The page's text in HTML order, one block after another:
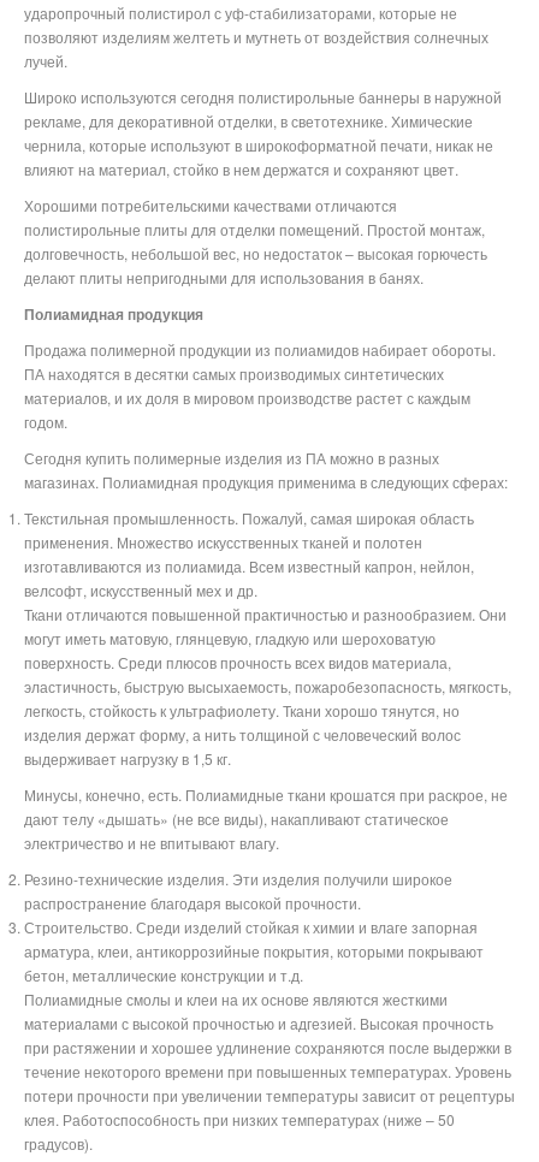
ударопрочный полистирол с уф-стабилизаторами, которые не
позволяют изделиям желтеть и мутнеть от воздействия солнечных
лучей.
Широко используются сегодня полистирольные баннеры в наружной
рекламе, для декоративной отделки, в светотехнике. Химические
чернила, которые используют в широкоформатной печати, никак не
влияют на материал, стойко в нем держатся и сохраняют цвет.
Хорошими потребительскими качествами отличаются
полистирольные плиты для отделки помещений. Простой монтаж,
долговечность, небольшой вес, но недостаток – высокая горючесть
делают плиты непригодными для использования в банях.
Полиамидная продукция
Продажа полимерной продукции из полиамидов набирает обороты.
ПА находятся в десятки самых производимых синтетических
материалов, и их доля в мировом производстве растет с каждым
годом.
Сегодня купить полимерные изделия из ПА можно в разных
магазинах. Полиамидная продукция применима в следующих сферах:
Текстильная промышленность. Пожалуй, самая широкая область
применения. Множество искусственных тканей и полотен
изготавливаются из полиамида. Всем известный капрон, нейлон,
велсофт, искусственный мех и др.
Ткани отличаются повышенной практичностью и разнообразием. Они
могут иметь матовую, глянцевую, гладкую или шероховатую
поверхность. Среди плюсов прочность всех видов материала,
эластичность, быструю высыхаемость, пожаробезопасность, мягкость,
легкость, стойкость к ультрафиолету. Ткани хорошо тянутся, но
изделия держат форму, а нить толщиной с человеческий волос
выдерживает нагрузку в 1,5 кг.
Минусы, конечно, есть. Полиамидные ткани крошатся при раскрое, не
дают телу «дышать» (не все виды), накапливают статическое
электричество и не впитывают влагу.
Резино-технические изделия. Эти изделия получили широкое
распространение благодаря высокой прочности.
Строительство. Среди изделий стойкая к химии и влаге запорная
арматура, клеи, антикоррозийные покрытия, которыми покрывают
бетон, металлические конструкции и т.д.
Полиамидные смолы и клеи на их основе являются жесткими
материалами с высокой прочностью и адгезией. Высокая прочность
при растяжении и хорошее удлинение сохраняются после выдержки в
течение некоторого времени при повышенных температурах. Уровень
потери прочности при увеличении температуры зависит от рецептуры
клея. Работоспособность при низких температурах (ниже – 50
градусов).